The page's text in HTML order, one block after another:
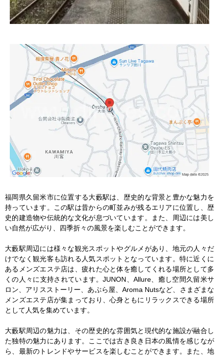
福岡県久留米市に位置する大藪駅は、歴史的な背景と豊かな魅力を
持っています。この駅は昔からの町並みが残るエリアに位置し、歴
史的建造物や伝統的な文化が息づいています。また、周辺には美し
い自然が広がり、四季折々の風景を楽しむことができます。
大藪駅周辺には様々な観光スポットやグルメがあり、地元の人々だ
けでなく観光客も訪れる人気スポットとなっています。特に近くに
あるメンズエステ店は、疲れた心と体を癒してくれる場所として多
くの人々に支持されています。JUNON、Allure、癒し空間久留米サ
ロン、アリスストーリー、あぶら屋、Aroma Nutsなど、さまざまな
メンズエステ店が集まっており、心身ともにリラックスできる場所
として人気を集めています。
大藪駅周辺の魅力は、その歴史的な雰囲気と現代的な施設が融合し
た独特の魅力にあります。ここでは古き良き日本の風情を感じなが
ら、最新のトレンドやサービスを楽しむことができます。また、地